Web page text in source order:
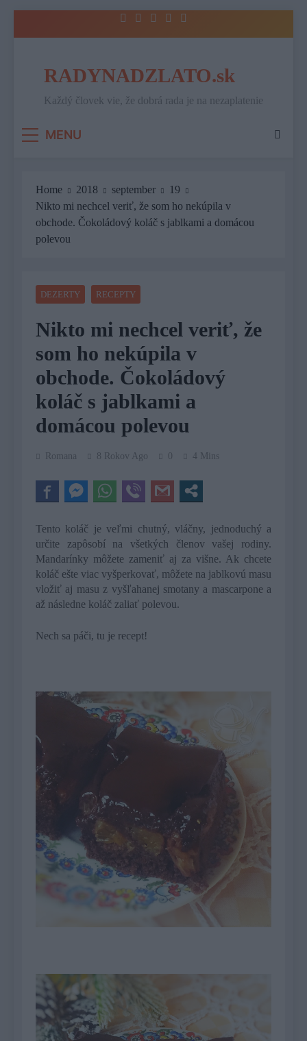
RADYNADZLATO.sk
Každý človek vie, že dobrá rada je na nezaplatenie
MENU
Home 2018 september
19
Nikto mi nechcel veriť, že som ho nekúpila v
obchode. Čokoládový koláč s jablkami a domácou
polevou
DEZERTY RECEPTY
Nikto mi nechcel veriť, že
som ho nekúpila v
obchode. Čokoládový
koláč s jablkami a
domácou polevou
Romana 8 Rokov Ago 0 4 Mins
Tento koláč je veľmi chutný, vláčny, jednoduchý a
určite zapôsobí na všetkých členov vašej rodiny.
Mandarínky môžete zameniť aj za višne. Ak chcete
koláč ešte viac vyšperkovať, môžete na jablkovú masu
vložiť aj masu z vyšľahanej smotany a mascarpone a
až následne koláč zaliať polevou.
Nech sa páči, tu je recept!